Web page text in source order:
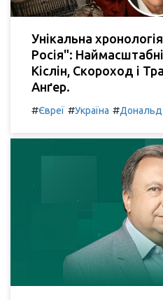
Унікальна
Росія":
Кіслін, Скороход і
Анґер.
#Євреї #Україна #